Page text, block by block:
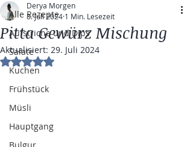
Alle Rezepte
Aufstriche und Dips
Salate
Kuchen
Frühstück
Müsli
Hauptgang
Pitta Gewürz Mischung
Derya Morgen
8. Juli 2024 1 Min. Lesezeit
Aktualisiert: 29. Juli 2024
Mit NaN von 5 Sternen bewertet.